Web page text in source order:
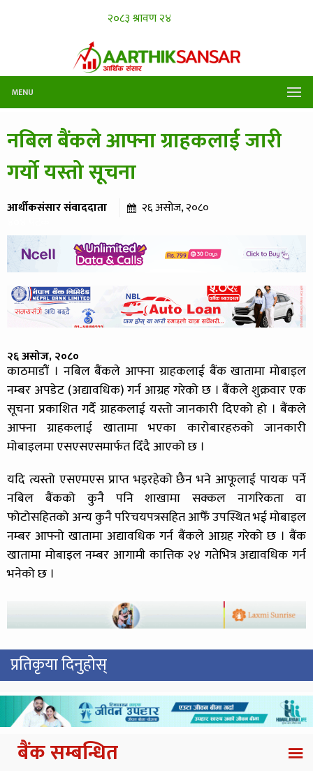
MENU
नबिल बैंकले आफ्ना ग्राहकलाई जारी
गर्यो यस्तो सूचना
आर्थीकसंसार संवाददाता २६ असोज, २०८०
२६ असोज, २०८०
काठमाडौं । नबिल बैंकले आफ्ना ग्राहकलाई बैंक खातामा मोबाइल
नम्बर अपडेट (अद्यावधिक) गर्न आग्रह गरेको छ । बैंकले शुक्रवार एक
सूचना प्रकाशित गर्दै ग्राहकलाई यस्तो जानकारी दिएको हो । बैंकले
आफ्ना ग्राहकलाई खातामा भएका कारोबारहरुको जानकारी
मोबाइलमा एसएसएसमार्फत दिँदै आएको छ ।
यदि त्यस्तो एसएमएस प्राप्त भइरहेको छैन भने आफूलाई पायक पर्ने
नबिल बैंकको कुनै पनि शाखामा सक्कल नागरिकता वा
फोटोसहितको अन्य कुनै परिचयपत्रसहित आफैँ उपस्थित भई मोबाइल
नम्बर आफ्नो खातामा अद्यावधिक गर्न बैंकले आग्रह गरेको छ । बैंक
खातामा मोबाइल नम्बर आगामी कात्तिक २४ गतेभित्र अद्यावधिक गर्न
भनेको छ ।
प्रतिकृया दिनुहोस्
बैंक सम्बन्धित